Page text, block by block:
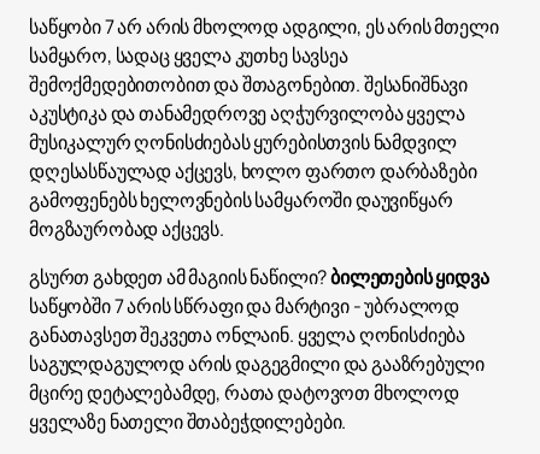
საწყობი 7 არ არის მხოლოდ ადგილი, ეს არის მთელი
სამყარო, სადაც ყველა კუთხე სავსეა
შემოქმედებითობით და შთაგონებით. შესანიშნავი
აკუსტიკა და თანამედროვე აღჭურვილობა ყველა
მუსიკალურ ღონისძიებას ყურებისთვის ნამდვილ
დღესასწაულად აქცევს, ხოლო ფართო დარბაზები
გამოფენებს ხელოვნების სამყაროში დაუვიწყარ
მოგზაურობად აქცევს.
გსურთ გახდეთ ამ მაგიის ნაწილი?ბილეთების ყიდვა
საწყობში 7 არის სწრაფი და მარტივი - უბრალოდ
განათავსეთ შეკვეთა ონლაინ. ყველა ღონისძიება
საგულდაგულოდ არის დაგეგმილი და გააზრებული
მცირე დეტალებამდე, რათა დატოვოთ მხოლოდ
ყველაზე ნათელი შთაბეჭდილებები.